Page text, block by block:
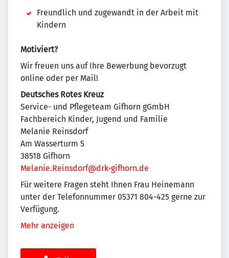
Freundlich und zugewandt in der Arbeit mit
Kindern
Motiviert?
Wir freuen uns auf Ihre Bewerbung bevorzugt
online oder per Mail!
Deutsches Rotes Kreuz
Service- und Pflegeteam Gifhorn gGmbH
Fachbereich Kinder, Jugend und Familie
Melanie Reinsdorf
Am Wasserturm 5
38518 Gifhorn
Melanie.Reinsdorf@drk-gifhorn.de
Für weitere Fragen steht Ihnen Frau Heinemann
unter der Telefonnummer 05371 804-425 gerne zur
Verfügung.
Mehr anzeigen